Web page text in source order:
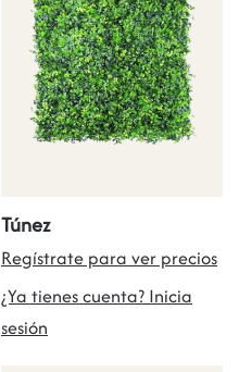
Túnez
Regístrate para ver precios
¿Ya tienes cuenta? Inicia
sesión